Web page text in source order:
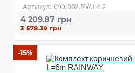
Артикул: 090.002.RW.L4.2
4 209.87 грн
3 578.39 грн
-15%